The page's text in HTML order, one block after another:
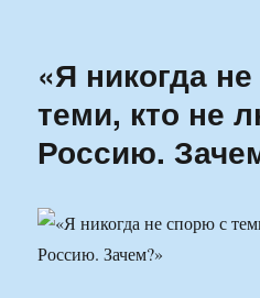
Ильменский
«Я никогда
теми, кто не
Россию.